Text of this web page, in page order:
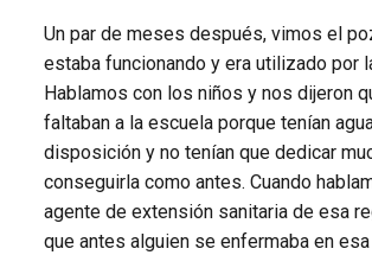
Un par de meses después, vimos el
estaba funcionando y era utilizado por
Hablamos con los niños y nos dijeron
faltaban a la escuela porque tenían
disposición y no tenían que dedicar
conseguirla como antes. Cuando
agente de extensión sanitaria de esa
que antes alguien se enfermaba en